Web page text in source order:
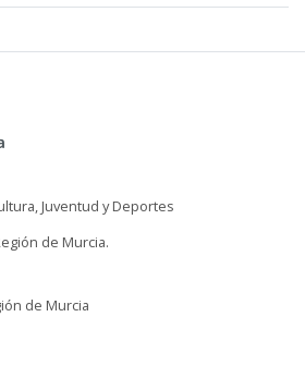
Juventud y Deportes
de Murcia.
de Murcia